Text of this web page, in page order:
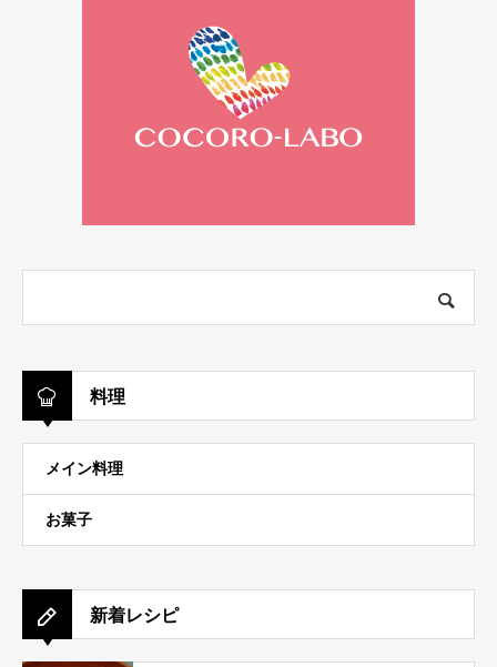
料理
メイン料理
お菓子
新着レシピ